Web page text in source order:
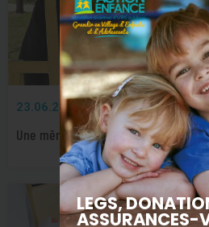
23.06.2026 PARTENARIATS
Une même vision